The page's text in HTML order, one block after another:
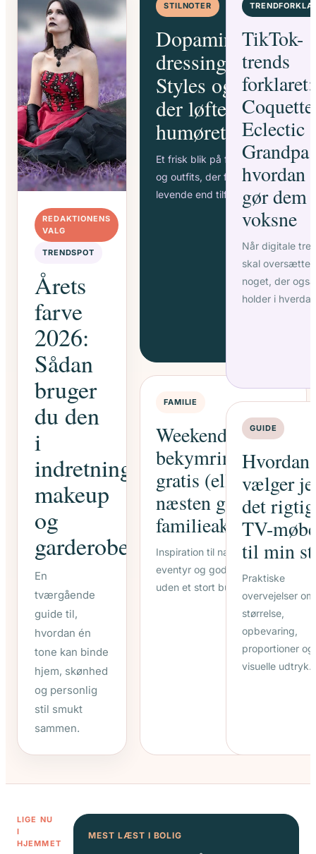
REDAKTIONENS
VALG
TRENDSPOT
Årets
farve
2026:
Sådan
bruger
du den
i
indretning,
makeup
og
garderobe
En
tværgående
guide til,
hvordan én
tone kan binde
hjem, skønhed
og personlig
stil smukt
sammen.
STILNOTER
Dopamine
dressing 2026:
Styles og farver
der løfter
humøret
Et frisk blik på farver, energi
og outfits, der føles mere
levende end tilfældige.
FAMILIE
Weekend uden
bekymringer: 20
gratis (eller
næsten gratis)
familieaktiviteter
Inspiration til nærvær, små
eventyr og gode stunder
uden et stort budget.
TikTok-
trends
forklaret:
Eclectic
Grandpa
hvordan
gør dem
voksne
Når digitale
skal
noget, der også
holder i
GUIDE
Hvordan
vælger
det
TV-
til min
Praktiske
overvejelser om
størrelse,
opbevaring,
proportioner
visuelle udtryk.
LIGE NU
I
HJEMMET
MEST LÆST I BOLIG